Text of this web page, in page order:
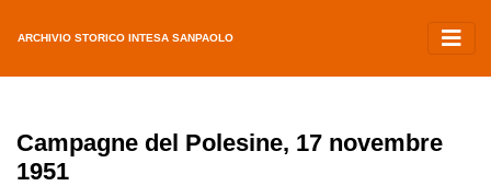
ARCHIVIO STORICO INTESA SANPAOLO
Campagne del Polesine, 17 novembre
1951